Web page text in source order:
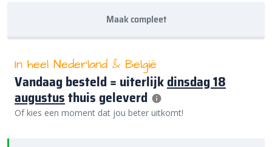
Maak compleet
In heel Nederland & België
Vandaag besteld = uiterlijkdinsdag 18
augustusthuis geleverd
Of kies een moment dat jou beter uitkomt!